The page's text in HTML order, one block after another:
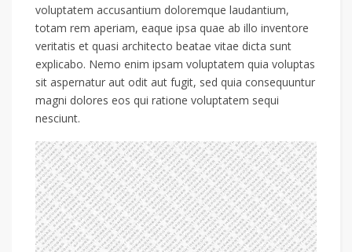
voluptatem accusantium doloremque laudantium,
totam rem aperiam, eaque ipsa quae ab illo inventore
veritatis et quasi architecto beatae vitae dicta sunt
explicabo. Nemo enim ipsam voluptatem quia voluptas
sit aspernatur aut odit aut fugit, sed quia consequuntur
magni dolores eos qui ratione voluptatem sequi
nesciunt.